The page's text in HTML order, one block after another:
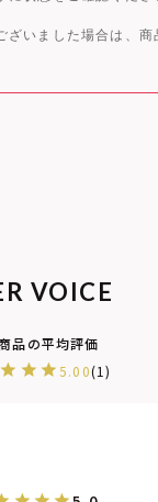
いました場合は、商
VOICE
5.00 1